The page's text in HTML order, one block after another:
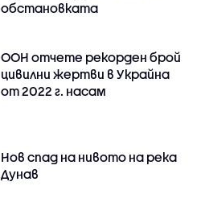
обстановката
ООН отчете рекорден брой
цивилни жертви в Украйна
от 2022 г. насам
Нов спад на нивото на река
Дунав